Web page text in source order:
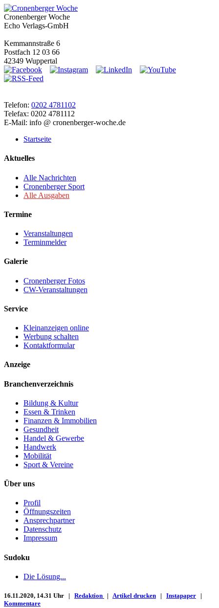
Cronenberger Woche
Echo Verlags-GmbH
Kemmannstraße 6
Postfach 12 03 66
42349 Wuppertal
Telefon: 0202 4781102
Telefax: 0202 4781112
E-Mail: info @ cronenberger-woche.de
Startseite
Aktuelles
Alle Nachrichten
Cronenberger Sport
Alle Ausgaben
Termine
Veranstaltungen
Terminmelder
Galerie
Cronenberger Fotos
CW-Veranstaltungen
Service
Kleinanzeigen online
Werbung schalten
Kontaktformular
Anzeige
Branchenverzeichnis
Bildung & Kultur
Essen & Trinken
Finanzen & Immobilien
Gesundheit
Handel & Gewerbe
Handwerk
Mobilität
Sport & Vereine
Über uns
Profil
Öffnungszeiten
Ansprechpartner
Datenschutz
Impressum
Sudoku
Die Lösung...
16.11.2020, 14.31 Uhr | Redaktion | Artikel drucken | Instapaper |
Kommentare